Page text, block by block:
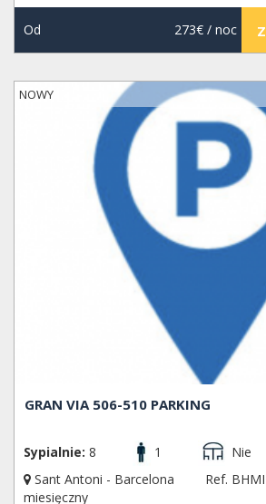
Od 273€/ noc
NOWY
GRAN VIA 506-510 PARKING
Sypialnie: 8 1 Nie
Sant Antoni - Barcelona
Ref.
miesięczny